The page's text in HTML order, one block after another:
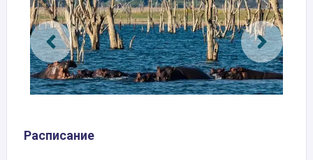
Расписание